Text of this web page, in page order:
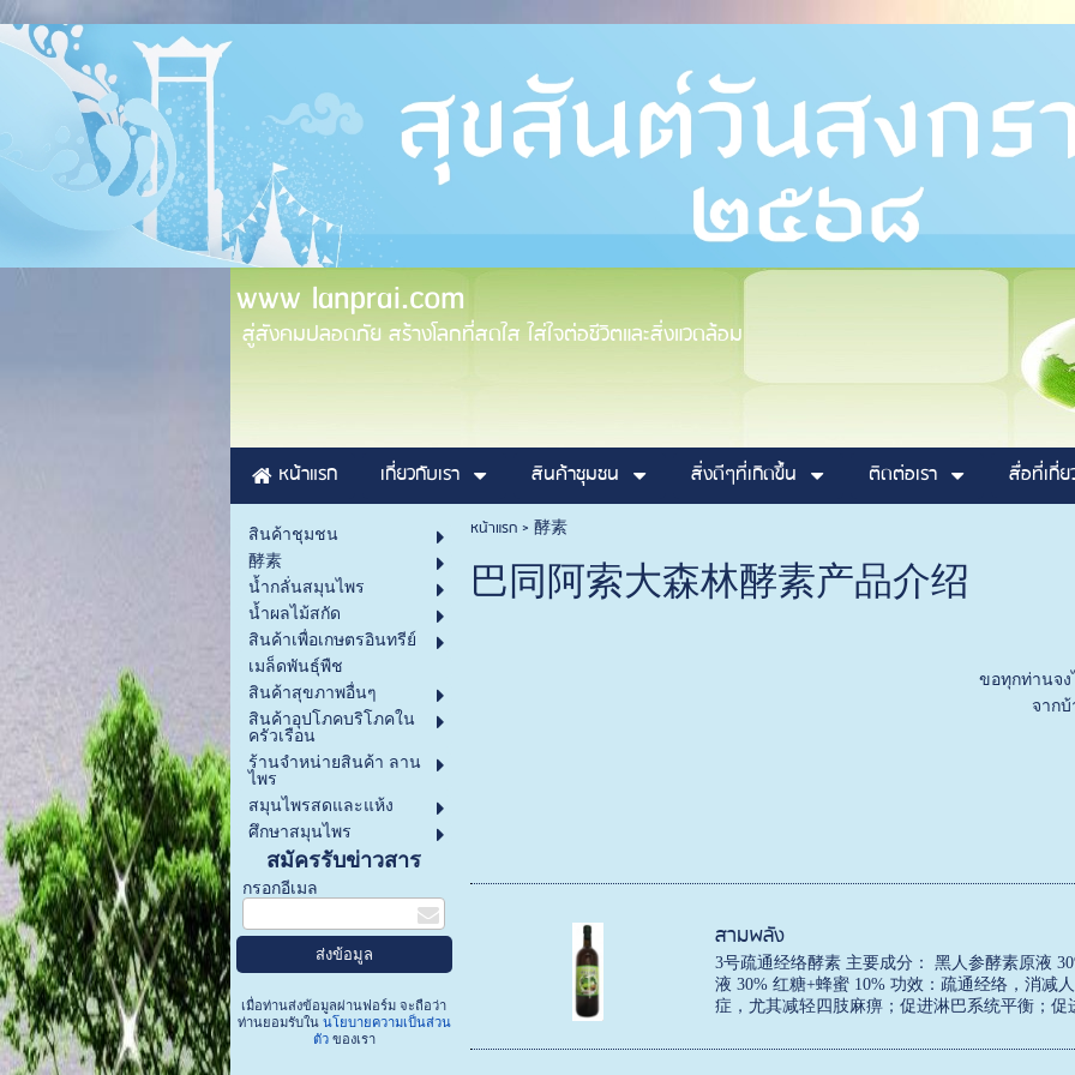
www lanprai.com
สู่สังคมปลอดภัย สร้างโลกที่สดใส ใส่ใจต่อชีวิตและสิ่งแวดล้อม
หน้าแรก เกี่ยวกับเรา สินค้าชุมชน สิ่งดีๆที่เกิดขึ้น ติดต่อเรา สื่อที่เกี่ย
สินค้าชุมชน
酵素
น้ำกลั่นสมุนไพร
น้ำผลไม้สกัด
สินค้าเพื่อเกษตรอินทรีย์
เมล็ดพันธุ์พืช
สินค้าสุขภาพอื่นๆ
สินค้าอุปโภคบริโภคใน
ครัวเรือน
ร้านจำหน่ายสินค้า ลาน
ไพร
สมุนไพรสดและแห้ง
ศึกษาสมุนไพร
สมัครรับข่าวสาร
กรอกอีเมล
เมื่อท่านส่งข้อมูลผ่านฟอร์ม จะถือว่า
ท่านยอมรับในนโยบายความเป็นส่วน
ตัว ของเรา
หน้าแรก> 酵素
巴同阿索大森林酵素产品介绍
ขอทุกท่านจงได้รับ
จากบ้านลา
สามพลัง
3号疏通经络酵素 主要成分： 黑人参酵素原液
液 30% 红糖+蜂蜜 10% 功效：疏通经络，消减
症，尤其减轻四肢麻痹；促进淋巴系统平衡；促